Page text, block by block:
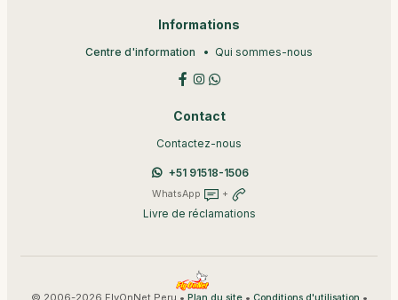
Informations
Centre d'information Qui sommes-nous
Contact
Contactez-nous
+51 91518-1506
WhatsApp +
Livre de réclamations
© 2006-2026 FlyOnNet Peru • • •